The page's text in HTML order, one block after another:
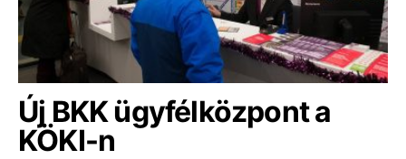
Új BKK ügyfélközpont a
KÖKI-n